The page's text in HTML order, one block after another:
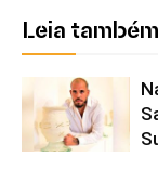
Leia também